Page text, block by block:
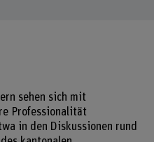
sehen sich mit
Professionalität
in den Diskussionen rund